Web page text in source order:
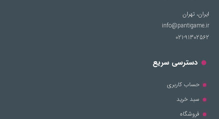
ایران، تهران
info@pantigame.ir
021-91302562
دسترسی سریع
حساب کاربری
سبد خرید
فروشگاه